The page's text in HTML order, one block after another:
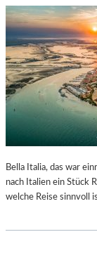
Bella Italia, das war
nach Italien ein Stück
welche Reise sinnvoll